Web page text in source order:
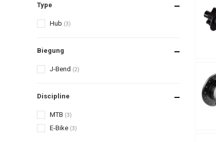
Type
Hub (3)
Biegung
J-Bend (2)
Discipline
MTB (3)
E-Bike (3)